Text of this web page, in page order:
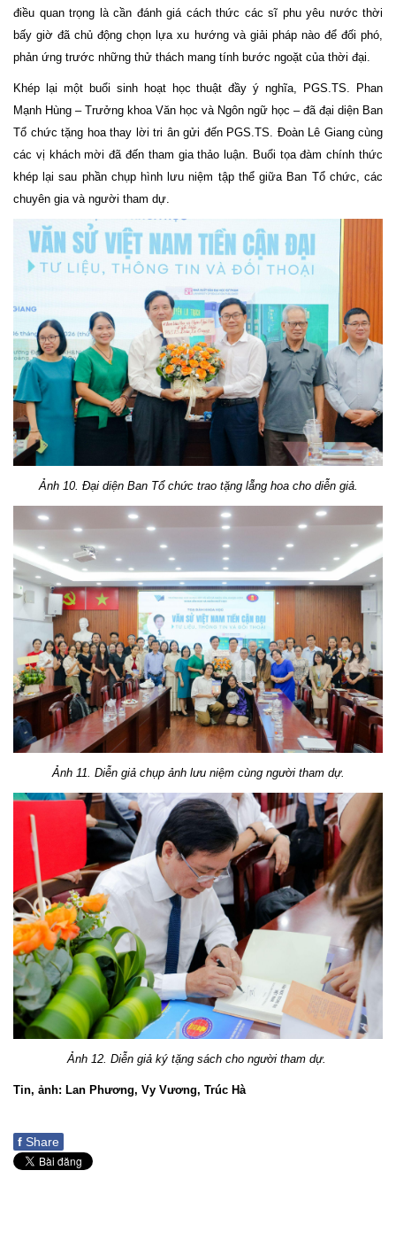
điều quan trọng là cần đánh giá cách thức các sĩ phu yêu nước thời
bấy giờ đã chủ động chọn lựa xu hướng và giải pháp nào để đối phó,
phản ứng trước những thử thách mang tính bước ngoặt của thời đại.
Khép lại một buổi sinh hoạt học thuật đầy ý nghĩa, PGS.TS. Phan
Mạnh Hùng – Trưởng khoa Văn học và Ngôn ngữ học – đã đại diện Ban
Tổ chức tặng hoa thay lời tri ân gửi đến PGS.TS. Đoàn Lê Giang cùng
các vị khách mời đã đến tham gia thảo luận. Buổi tọa đàm chính thức
khép lại sau phần chụp hình lưu niệm tập thể giữa Ban Tổ chức, các
chuyên gia và người tham dự.
Ảnh 10. Đại diện Ban Tổ chức trao tặng lẵng hoa cho diễn giả.
Ảnh 11 . Diễn giả chụp ảnh lưu niệm cùng người tham dự.
Ảnh 12. Diễn giả ký tặng sách cho người tham dự.
Tin, ảnh: Lan Phương, Vy Vương, Trúc Hà
f Share